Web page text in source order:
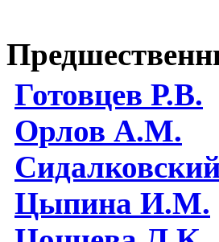
Готовцев Р.В.
Орлов А.М.
Цыпина И.М.